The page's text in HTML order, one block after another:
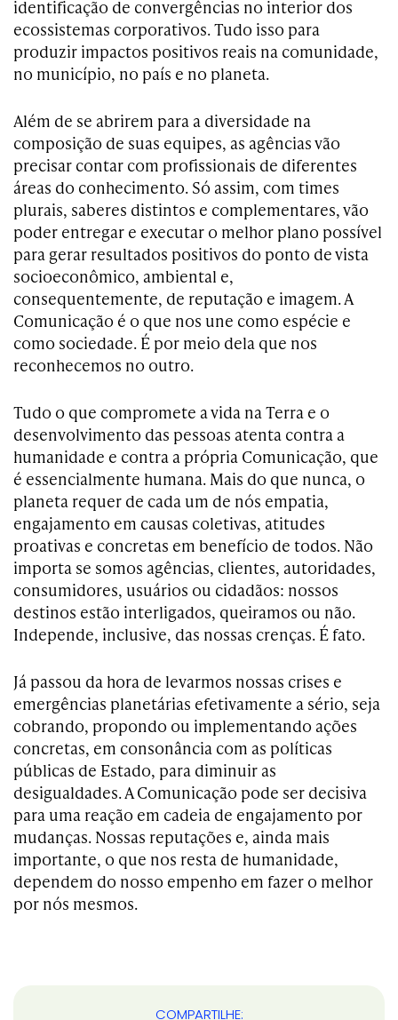
identificação de convergências no interior dos
ecossistemas corporativos. Tudo isso para
produzir impactos positivos reais na comunidade,
no município, no país e no planeta.
Além de se abrirem para a diversidade na
composição de suas equipes, as agências vão
precisar contar com profissionais de diferentes
áreas do conhecimento. Só assim, com times
plurais, saberes distintos e complementares, vão
poder entregar e executar o melhor plano possível
para gerar resultados positivos do ponto de vista
socioeconômico, ambiental e,
consequentemente, de reputação e imagem. A
Comunicação é o que nos une como espécie e
como sociedade. É por meio dela que nos
reconhecemos no outro.
Tudo o que compromete a vida na Terra e o
desenvolvimento das pessoas atenta contra a
humanidade e contra a própria Comunicação, que
é essencialmente humana. Mais do que nunca, o
planeta requer de cada um de nós empatia,
engajamento em causas coletivas, atitudes
proativas e concretas em benefício de todos. Não
importa se somos agências, clientes, autoridades,
consumidores, usuários ou cidadãos: nossos
destinos estão interligados, queiramos ou não.
Independe, inclusive, das nossas crenças. É fato.
Já passou da hora de levarmos nossas crises e
emergências planetárias efetivamente a sério, seja
cobrando, propondo ou implementando ações
concretas, em consonância com as políticas
públicas de Estado, para diminuir as
desigualdades. A Comunicação pode ser decisiva
para uma reação em cadeia de engajamento por
mudanças. Nossas reputações e, ainda mais
importante, o que nos resta de humanidade,
dependem do nosso empenho em fazer o melhor
por nós mesmos.
COMPARTILHE: